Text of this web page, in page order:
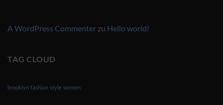
A WordPress Commenter zu Hello world!
TAG CLOUD
brooklyn fashion style women